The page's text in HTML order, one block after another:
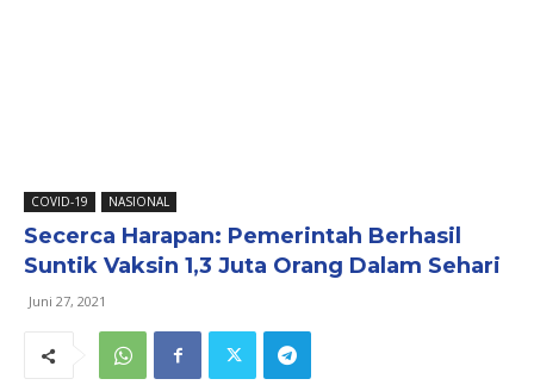
COVID-19 NASIONAL
Secerca Harapan: Pemerintah Berhasil
Suntik Vaksin 1,3 Juta Orang Dalam Sehari
Juni 27, 2021